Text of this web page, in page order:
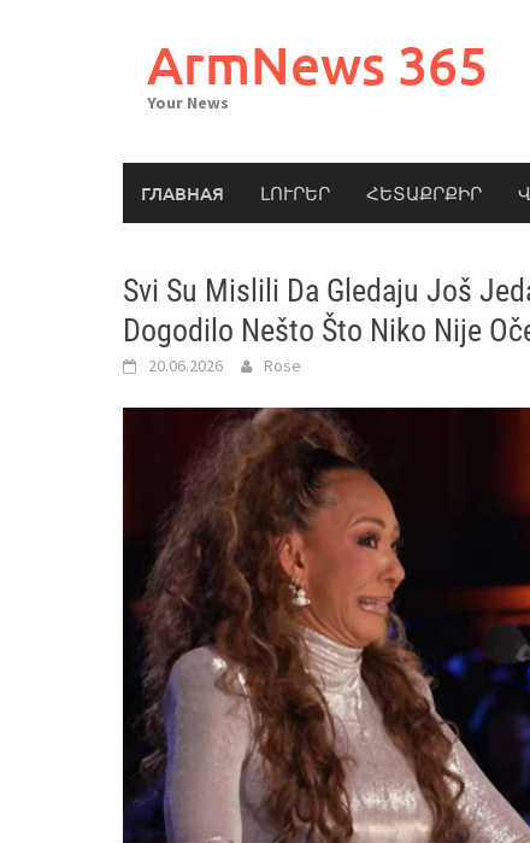
ArmNews 365
Your News
ГЛАВНАЯ ԼՈՒՐԵՐ ՀԵՏԱՔՐՔԻՐ
Svi Su Mislili Da Gledaju Još
Dogodilo Nešto Što Niko Nije
20.06.2026 Rose